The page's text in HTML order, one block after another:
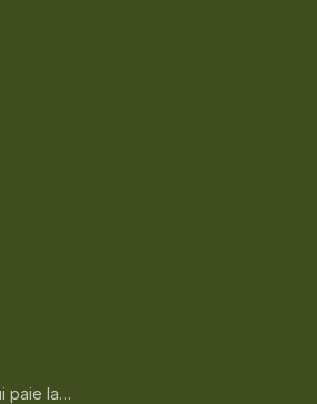
paie la…